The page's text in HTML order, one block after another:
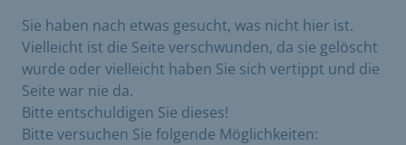
Sie haben nach etwas gesucht, was nicht hier ist.
Vielleicht ist die Seite verschwunden, da sie gelöscht
wurde oder vielleicht haben Sie sich vertippt und die
Seite war nie da.
Bitte entschuldigen Sie dieses!
Bitte versuchen Sie folgende Möglichkeiten: